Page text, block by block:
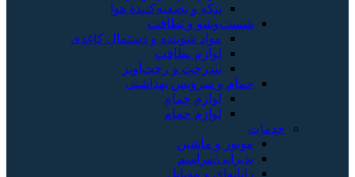
پنکه و تصفیه‌کنندهٔ هوا
شست‌وشو و نظافت
مواد شوینده و دستمال کاغذی
لوازم نظافت
بندرخت و رخت‌آویز
حمام و سرویس بهداشتی
لوازم حمام
لوازم حمام
خدمات
موتور و ماشین
پذیرایی/مراسم
رایانه‌ای و موبایل